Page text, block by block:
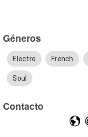
Géneros
Electro French
Soul
Contacto